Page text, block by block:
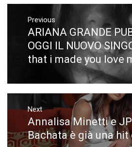
Navigazione
articoli
Previous
Previous
post:
ARIANA GRANDE
OGGI IL NUOVO
that i made you love
Next
Next
post:
Annalisa Minetti e
Bachata è già una hit